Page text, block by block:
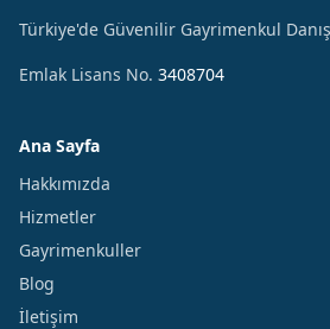
Türkiye'de Güvenilir Gayrimenkul
Emlak Lisans No. 3408704
Ana Sayfa
Hakkımızda
Hizmetler
Gayrimenkuller
Blog
İletişim